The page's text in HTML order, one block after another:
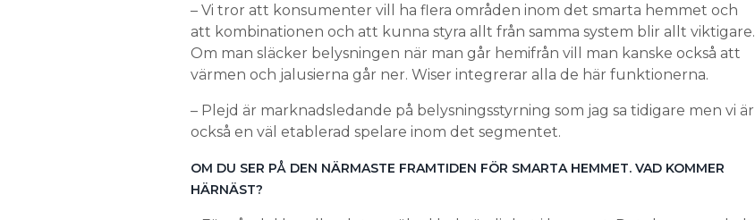
– Vi tror att konsumenter vill ha flera områden inom det smarta hemmet och
att kombinationen och att kunna styra allt från samma system blir allt viktigare.
Om man släcker belysningen när man går hemifrån vill man kanske också att
värmen och jalusierna går ner. Wiser integrerar alla de här funktionerna.
– Plejd är marknadsledande på belysningsstyrning som jag sa tidigare men vi är
också en väl etablerad spelare inom det segmentet.
OM DU SER PÅ DEN NÄRMASTE FRAMTIDEN FÖR SMARTA HEMMET. VAD KOMMER
HÄRNÄST?